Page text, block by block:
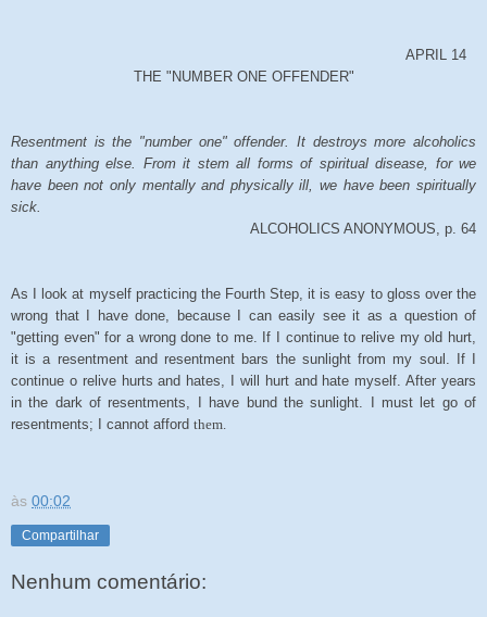
APRIL 14
THE "NUMBER ONE OFFENDER"
Resentment is the "number one" offender. It destroys more alcoholics
than anything else. From it stem all forms of spiritual disease, for we
have been not only mentally and physically ill, we have been spiritually
sick.
ALCOHOLICS ANONYMOUS, p. 64
As I look at myself practicing the Fourth Step, it is easy to gloss over the
wrong that I have done, because I can easily see it as a question of
"getting even" for a wrong done to me. If I continue to relive my old hurt,
it is a resentment and resentment bars the sunlight from my soul. If I
continue o relive hurts and hates, I will hurt and hate myself. After years
in the dark of resentments, I have bund the sunlight. I must let go of
resentments; I cannot afford them.
às 00:02
Compartilhar
Nenhum comentário: